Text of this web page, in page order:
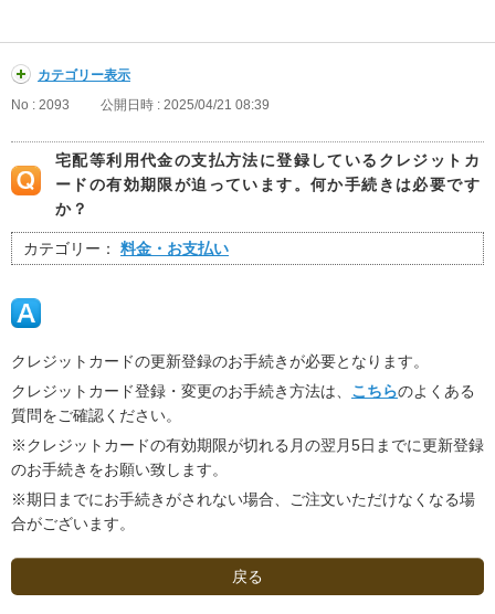
カテゴリー表示
No : 2093
公開日時 : 2025/04/21 08:39
宅配等利用代金の支払方法に登録しているクレジットカ
ードの有効期限が迫っています。何か手続きは必要です
か？
カテゴリー： 料金・お支払い
クレジットカードの更新登録のお手続きが必要となります。
クレジットカード登録・変更のお手続き方法は、 こちらのよくある
質問をご確認ください。
※クレジットカードの有効期限が切れる月の翌月5日までに更新登録
のお手続きをお願い致します。
※期日までにお手続きがされない場合、ご注文いただけなくなる場
合がございます。
戻る